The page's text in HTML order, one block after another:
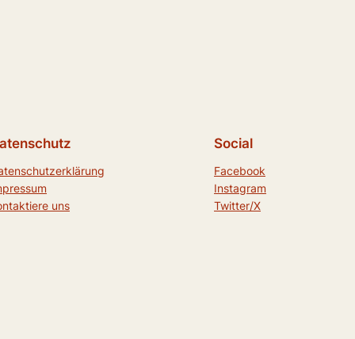
uns
Social
Facebook
Instagram
Twitter/X